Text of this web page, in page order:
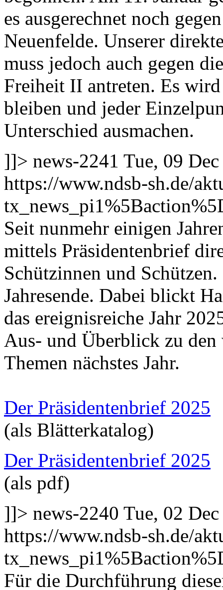
es ausgerechnet noch
Neuenfelde. Unserer
muss jedoch auch gegen
Freiheit II antreten. Es
bleiben und jeder
Unterschied ausmachen.
]]> news-2241 Tue, 09
https://www.ndsb-sh.de/
Seit nunmehr einigen
mittels Präsidentenbrief
Schützinnen und Schützen.
Jahresende. Dabei blickt
das ereignisreiche Jahr
Aus- und Überblick zu
Themen nächstes Jahr.
Der Präsidentenbrief 2025
(als Blätterkatalog)
Der Präsidentenbrief 2025
(als pdf)
]]> news-2240 Tue, 02
https://www.ndsb-sh.de/
Für die Durchführung